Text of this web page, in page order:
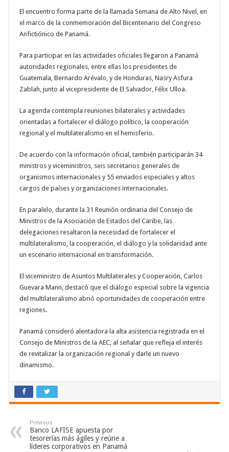
El encuentro forma parte de la llamada Semana de Alto Nivel, en
el marco de la conmemoración del Bicentenario del Congreso
Anfictiónico de Panamá.
Para participar en las actividades oficiales llegaron a Panamá
autoridades regionales, entre ellas los presidentes de
Guatemala, Bernardo Arévalo, y de Honduras, Nasry Asfura
Zablah, junto al vicepresidente de El Salvador, Félix Ulloa.
La agenda contempla reuniones bilaterales y actividades
orientadas a fortalecer el diálogo político, la cooperación
regional y el multilateralismo en el hemisferio.
De acuerdo con la información oficial, también participarán 34
ministros y viceministros, seis secretarios generales de
organismos internacionales y 55 enviados especiales y altos
cargos de países y organizaciones internacionales.
En paralelo, durante la 31 Reunión ordinaria del Consejo de
Ministros de la Asociación de Estados del Caribe, las
delegaciones resaltaron la necesidad de fortalecer el
multilateralismo, la cooperación, el diálogo y la solidaridad ante
un escenario internacional en transformación.
El viceministro de Asuntos Multilaterales y Cooperación, Carlos
Guevara Mann, destacó que el diálogo especial sobre la vigencia
del multilateralismo abrió oportunidades de cooperación entre
regiones.
Panamá consideró alentadora la alta asistencia registrada en el
Consejo de Ministros de la AEC, al señalar que refleja el interés
de revitalizar la organización regional y darle un nuevo
dinamismo.
Previous
Banco LAFISE apuesta por
tesorerías más ágiles y reúne a
líderes corporativos en Panamá